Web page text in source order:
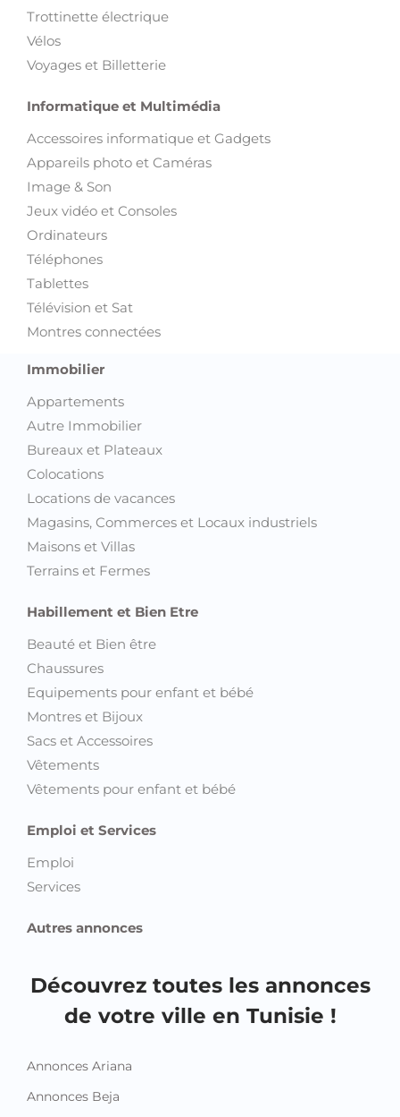
Trottinette électrique
Vélos
Voyages et Billetterie
Informatique et Multimédia
Accessoires informatique et Gadgets
Appareils photo et Caméras
Image & Son
Jeux vidéo et Consoles
Ordinateurs
Téléphones
Tablettes
Télévision et Sat
Montres connectées
Immobilier
Appartements
Autre Immobilier
Bureaux et Plateaux
Colocations
Locations de vacances
Magasins, Commerces et Locaux industriels
Maisons et Villas
Terrains et Fermes
Habillement et Bien Etre
Beauté et Bien être
Chaussures
Equipements pour enfant et bébé
Montres et Bijoux
Sacs et Accessoires
Vêtements
Vêtements pour enfant et bébé
Emploi et Services
Emploi
Services
Autres annonces
Découvrez toutes les annonces
de votre ville en Tunisie !
Annonces Ariana
Annonces Beja